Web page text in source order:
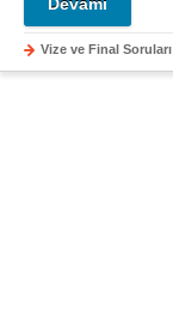
Vize ve Final Soruları